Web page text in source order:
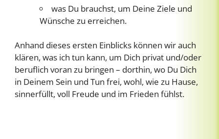
was Du brauchst, um Deine Ziele und
Wünsche zu erreichen.
Anhand dieses ersten Einblicks können wir auch
klären, was ich tun kann, um Dich privat und/oder
beruflich voran zu bringen – dorthin, wo Du Dich
in Deinem Sein und Tun frei, wohl, wie zu Hause,
sinnerfüllt, voll Freude und im Frieden fühlst.